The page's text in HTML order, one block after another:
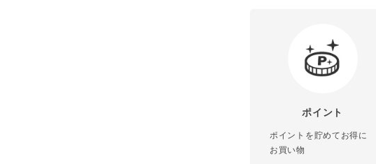
の場合
¥3,980未満の場合
島
口コミの投稿
お気に入り商品の登録
ポイント
ポイントを貯めてお得に
お買い物